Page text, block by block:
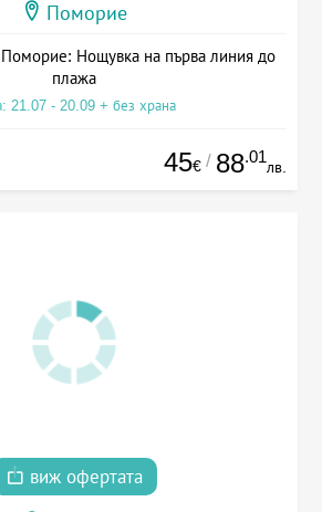
Поморие
Нощувка на първа линия до
плажа
21.07 - 20.09 + без храна
45€ / 88.01
лв.
виж офертата